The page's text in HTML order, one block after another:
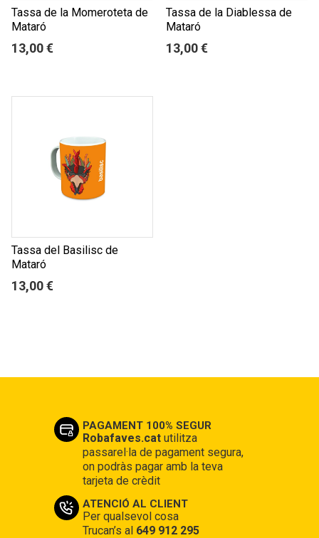
Tassa de la Momeroteta de
Mataró
13,00 €
Tassa de la Diablessa de
Mataró
13,00 €
Tassa del Basilisc de
Mataró
13,00 €
PAGAMENT 100% SEGUR
Robafaves.catutilitza
passarel·la de pagament segura,
on podràs pagar amb la teva
tarjeta de crèdit
ATENCIÓ AL CLIENT
Per qualsevol cosa
Trucan’s al 649 912 295